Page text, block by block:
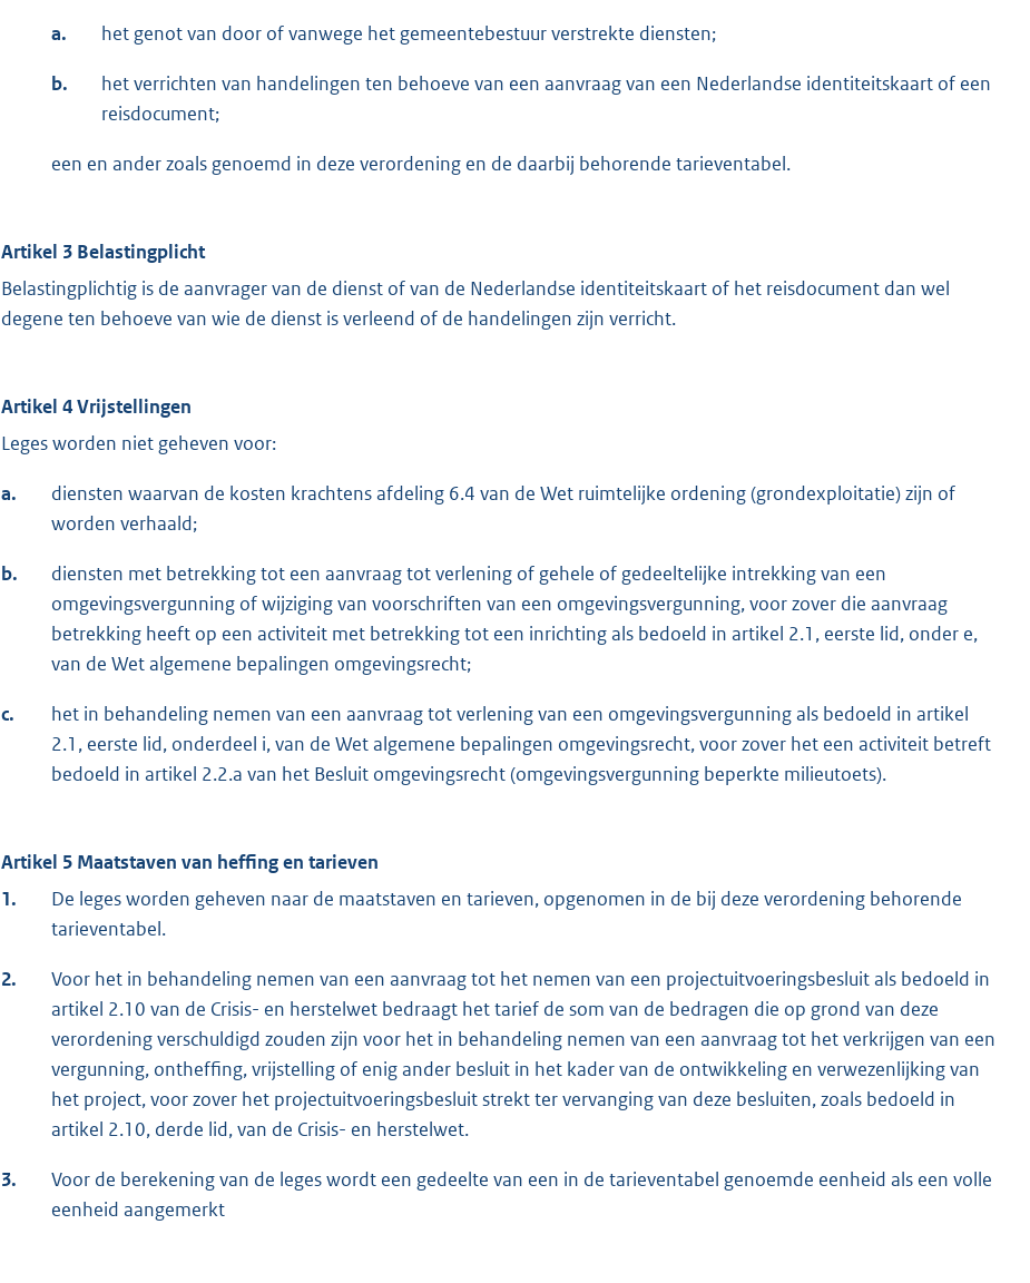
a. het genot van door of vanwege het gemeentebestuur verstrekte diensten;
b.
het verrichten van handelingen ten behoeve van een aanvraag van een Nederlandse identiteitskaart of een
reisdocument;
een en ander zoals genoemd in deze verordening en de daarbij behorende tarieventabel.
Artikel 3 Belastingplicht
Belastingplichtig is de aanvrager van de dienst of van de Nederlandse identiteitskaart of het reisdocument dan wel
degene ten behoeve van wie de dienst is verleend of de handelingen zijn verricht.
Artikel 4 Vrijstellingen
Leges worden niet geheven voor:
a.
diensten waarvan de kosten krachtens afdeling 6.4 van de Wet ruimtelijke ordening (grondexploitatie) zijn of
worden verhaald;
b.
diensten met betrekking tot een aanvraag tot verlening of gehele of gedeeltelijke intrekking van een
omgevingsvergunning of wijziging van voorschriften van een omgevingsvergunning, voor zover die aanvraag
betrekking heeft op een activiteit met betrekking tot een inrichting als bedoeld in artikel 2.1, eerste lid, onder e,
van de Wet algemene bepalingen omgevingsrecht;
c.
het in behandeling nemen van een aanvraag tot verlening van een omgevingsvergunning als bedoeld in artikel
2.1, eerste lid, onderdeel i, van de Wet algemene bepalingen omgevingsrecht, voor zover het een activiteit betreft
bedoeld in artikel 2.2.a van het Besluit omgevingsrecht (omgevingsvergunning beperkte milieutoets).
Artikel 5 Maatstaven van heffing en tarieven
1.
De leges worden geheven naar de maatstaven en tarieven, opgenomen in de bij deze verordening behorende
tarieventabel.
2.
Voor het in behandeling nemen van een aanvraag tot het nemen van een projectuitvoeringsbesluit als bedoeld in
artikel 2.10 van de Crisis- en herstelwet bedraagt het tarief de som van de bedragen die op grond van deze
verordening verschuldigd zouden zijn voor het in behandeling nemen van een aanvraag tot het verkrijgen van een
vergunning, ontheffing, vrijstelling of enig ander besluit in het kader van de ontwikkeling en verwezenlijking van
het project, voor zover het projectuitvoeringsbesluit strekt ter vervanging van deze besluiten, zoals bedoeld in
artikel 2.10, derde lid, van de Crisis- en herstelwet.
3.
Voor de berekening van de leges wordt een gedeelte van een in de tarieventabel genoemde eenheid als een volle
eenheid aangemerkt